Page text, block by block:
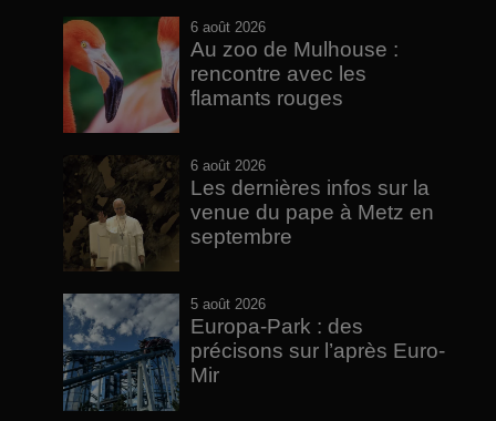
6 août 2026
Au zoo de Mulhouse :
rencontre avec les
flamants rouges
6 août 2026
Les dernières infos sur la
venue du pape à Metz en
septembre
5 août 2026
Europa-Park : des
précisons sur l’après Euro-
Mir